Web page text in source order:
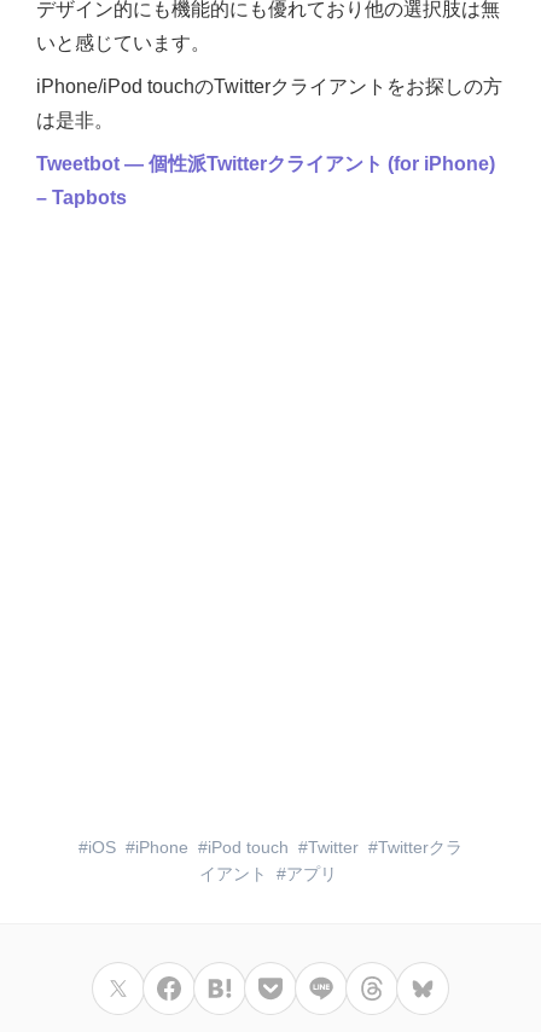
デザイン的にも機能的にも優れており他の選択肢は無
いと感じています。
iPhone/iPod touchのTwitterクライアントをお探しの方
は是非。
Tweetbot ― 個性派Twitterクライアント (for iPhone)
– Tapbots
iOS iPhone iPod touch Twitter
Twitterクラ
イアント
アプリ